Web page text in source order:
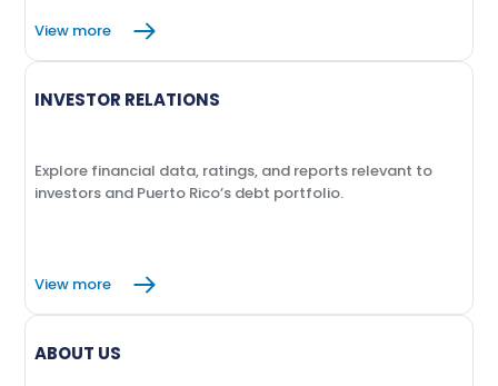
View more
INVESTOR RELATIONS
Explore financial data, ratings, and reports relevant to
investors and Puerto Rico’s debt portfolio.
View more
ABOUT US